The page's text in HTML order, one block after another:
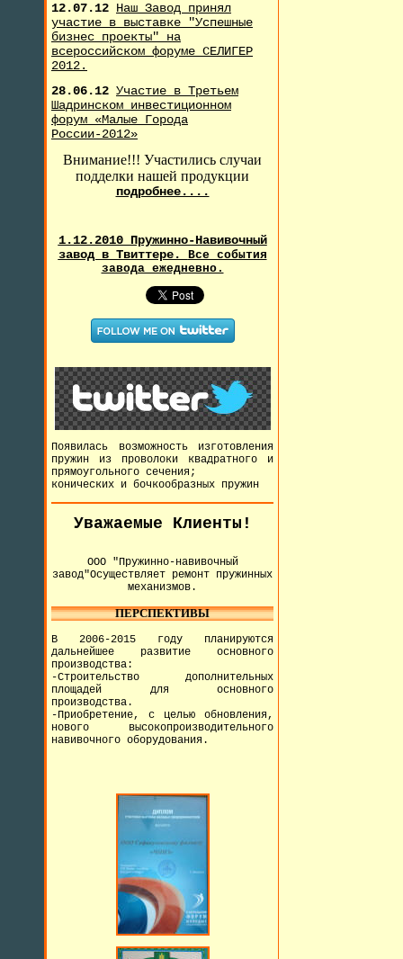
12.07.12 Наш Завод принял
участие в выставке "Успешные
бизнес проекты" на
всероссийском форуме СЕЛИГЕР
2012.
28.06.12 Участие в Третьем
Шадринском инвестиционном
форум «Малые Города
России-2012»
Внимание!!! Участились случаи
подделки нашей продукции
подробнее....
1.12.2010 Пружинно-Навивочный
завод в Твиттере. Все события
завода ежедневно.
Появилась возможность изготовления
пружин из проволоки квадратного и
прямоугольного сечения;
конических и бочкообразных пружин
Уважаемые Клиенты!
ООО "Пружинно-навивочный
завод"Осуществляет ремонт пружинных
механизмов.
ПЕРСПЕКТИВЫ
В 2006-2015 году планируются
дальнейшее развитие основного
производства:
-Строительство дополнительных
площадей для основного
производства.
-Приобретение, с целью обновления,
нового высокопроизводительного
навивочного оборудования.